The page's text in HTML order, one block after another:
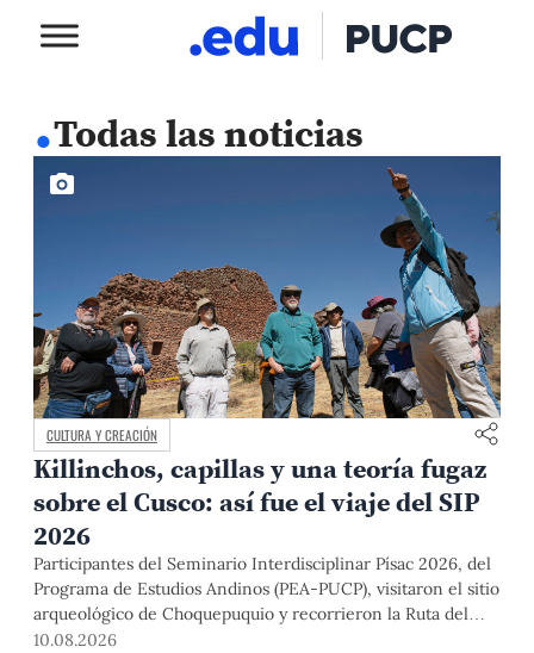
.Todas las noticias
CULTURA Y CREACIÓN
Killinchos, capillas y una teoría fugaz
sobre el Cusco: así fue el viaje del SIP
2026
Participantes del Seminario Interdisciplinar Písac 2026, del
Programa de Estudios Andinos (PEA-PUCP), visitaron el sitio
arqueológico de Choquepuquio y recorrieron la Ruta del
Barroco Andino.
10.08.2026